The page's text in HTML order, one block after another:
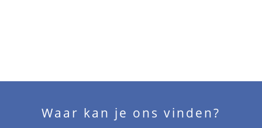
Waar kan je ons vinden?